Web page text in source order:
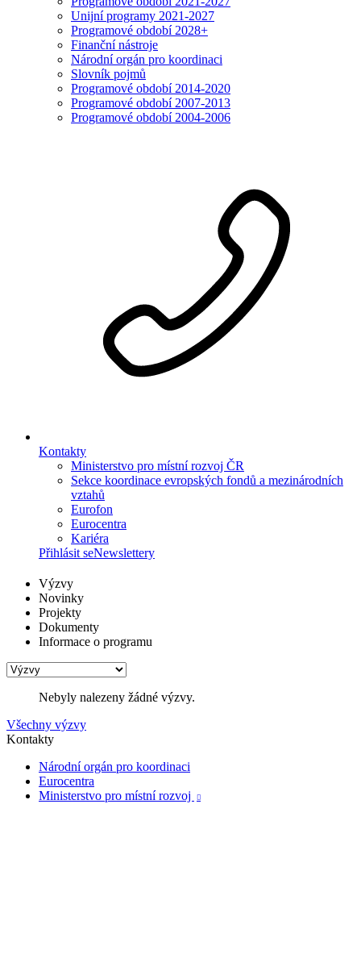
Unijní programy 2021-2027
Programové období 2028+
Finanční nástroje
Národní orgán pro koordinaci
Slovník pojmů
Programové období 2014-2020
Programové období 2007-2013
Programové období 2004-2006
Kontakty
Ministerstvo pro místní rozvoj ČR
Sekce koordinace evropských fondů a mezinárodních
vztahů
Eurofon
Eurocentra
Kariéra
Přihlásit seNewslettery
Výzvy
Novinky
Projekty
Dokumenty
Informace o programu
Nebyly nalezeny žádné výzvy.
Všechny výzvy
Kontakty
Národní orgán pro koordinaci
Eurocentra
Ministerstvo pro místní rozvoj
